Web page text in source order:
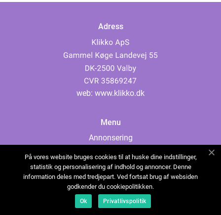
Adress
web: www.klikko.dk
Menu
Annonsering
Cookies
Kontakta oss
Sitemap
På vores website bruges cookies til at huske dine indstillinger,
statistik og personalisering af indhold og annoncer. Denne
information deles med tredjepart. Ved fortsat brug af websiden
godkender du cookiepolitikken.
Ok Privatlivspolitik